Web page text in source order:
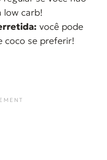
low carb!
você pode
coco se preferir!